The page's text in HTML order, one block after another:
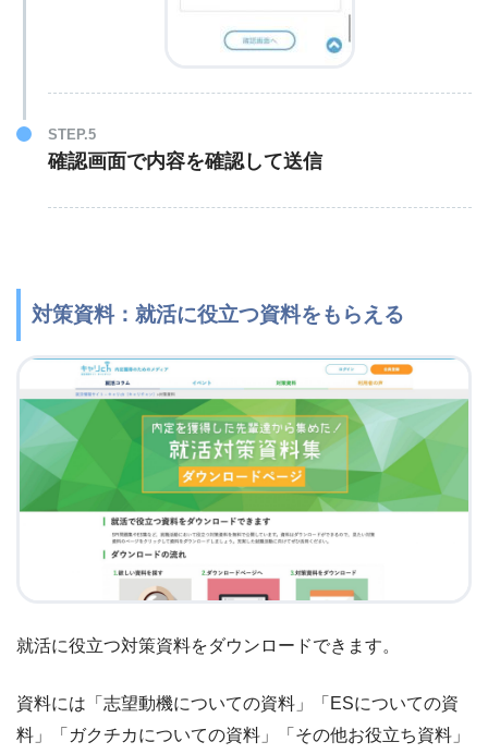
STEP.5
確認画面で内容を確認して送信
対策資料：就活に役立つ資料をもらえる
就活に役立つ対策資料をダウンロードできます。
資料には「志望動機についての資料」「ESについての資
料」「ガクチカについての資料」「その他お役立ち資料」